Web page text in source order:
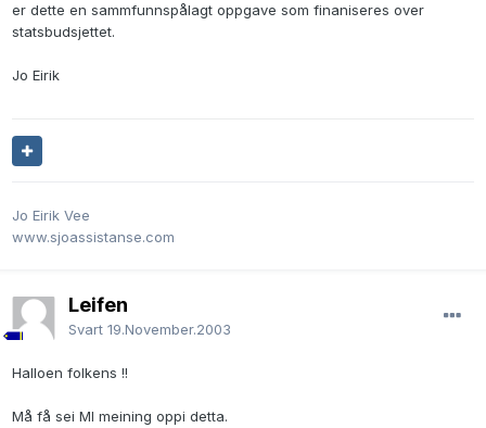
er dette en sammfunnspålagt oppgave som finaniseres over
statsbudsjettet.
Jo Eirik
Jo Eirik Vee
www.sjoassistanse.com
Leifen
Svart 19.November.2003
Halloen folkens !!
Må få sei MI meining oppi detta.